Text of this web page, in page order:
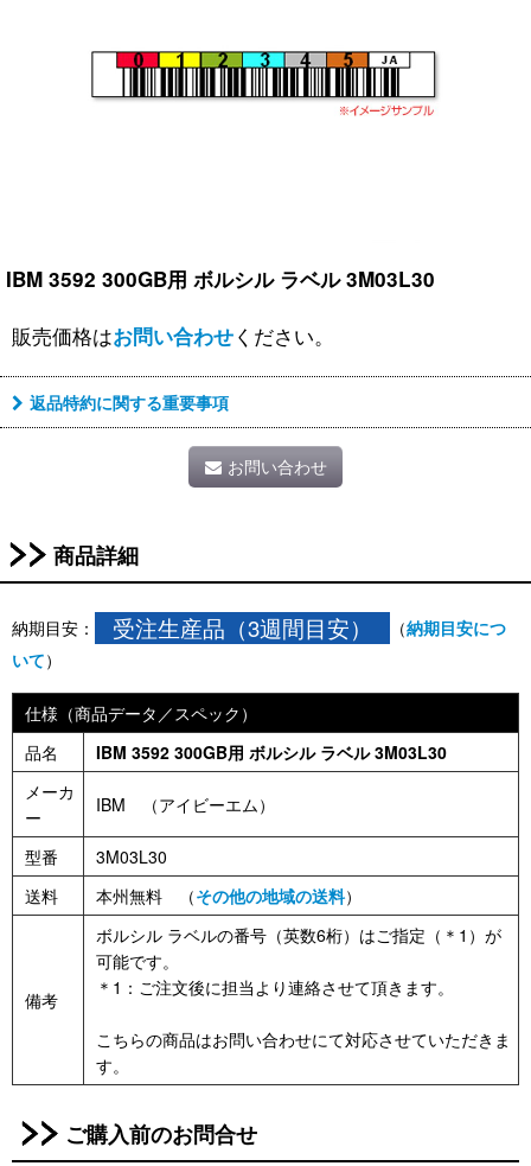
IBM 3592 300GB用 ボルシル ラベル 3M03L30
販売価格はお問い合わせください。
返品特約に関する重要事項
お問い合わせ
商品詳細
納期目安： 受注生産品（3週間目安） （納期目安につ
いて）
仕様（商品データ／スペック）
品名
IBM 3592 300GB用 ボルシル ラベル 3M03L30
メーカ
ー
IBM （アイビーエム）
型番
3M03L30
送料
本州無料 （その他の地域の送料）
備考
ボルシル ラベルの番号（英数6桁）はご指定（＊1）が
可能です。
＊1：ご注文後に担当より連絡させて頂きます。
こちらの商品はお問い合わせにて対応させていただきま
す。
ご購入前のお問合せ